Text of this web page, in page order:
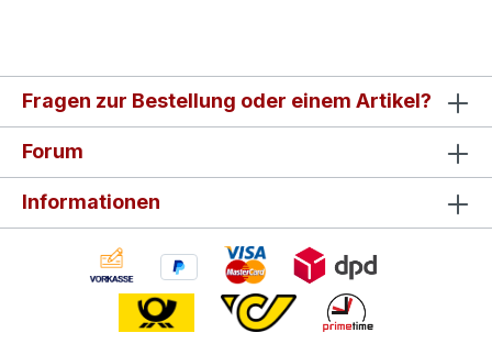
Fragen zur Bestellung oder einem Artikel?
Forum
Informationen